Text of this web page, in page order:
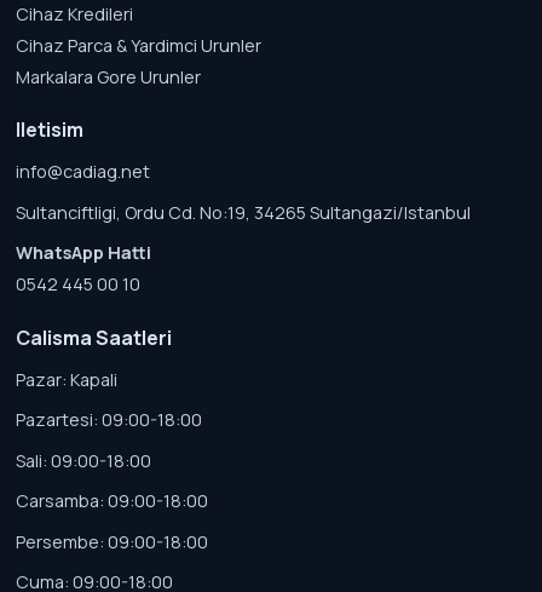
Cihaz Kredileri
Cihaz Parca & Yardimci Urunler
Markalara Gore Urunler
Iletisim
info@cadiag.net
Sultanciftligi, Ordu Cd. No:19, 34265 Sultangazi/Istanbul
WhatsApp Hatti
0542 445 00 10
Calisma Saatleri
Pazar: Kapali
Pazartesi: 09:00-18:00
Sali: 09:00-18:00
Carsamba: 09:00-18:00
Persembe: 09:00-18:00
Cuma: 09:00-18:00